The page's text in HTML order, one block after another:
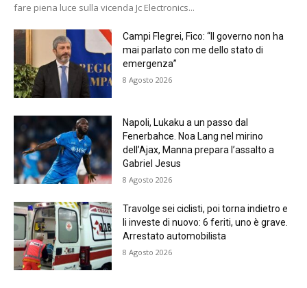
fare piena luce sulla vicenda Jc Electronics...
Campi Flegrei, Fico: “Il governo non ha
mai parlato con me dello stato di
emergenza”
8 Agosto 2026
Napoli, Lukaku a un passo dal
Fenerbahce. Noa Lang nel mirino
dell’Ajax, Manna prepara l’assalto a
Gabriel Jesus
8 Agosto 2026
Travolge sei ciclisti, poi torna indietro e
li investe di nuovo: 6 feriti, uno è grave.
Arrestato automobilista
8 Agosto 2026